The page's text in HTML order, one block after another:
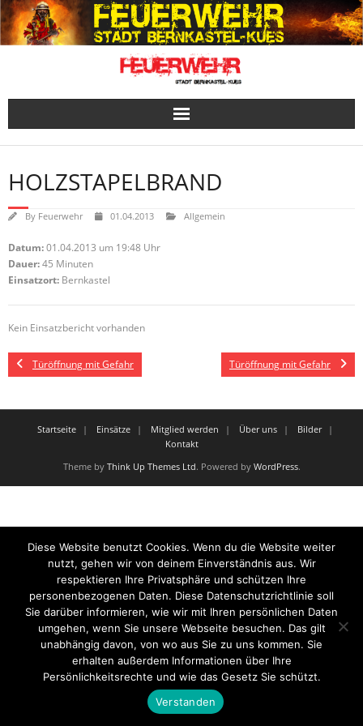
Skip
to
content
HOLZSTAPELBRAND
By Feuerwehr 01.04.2013 Allgemein
Datum:01.04.2013 um 19:48 Uhr
Dauer:45 Minuten
Einsatzort: Bernkastel
Kein Einsatzbericht vorhanden
Türöffnung mit Gefahr Türöffnung mit Gefahr
Startseite Einsätze Mitglied werden Über uns
Bilder
Kontakt
Theme by Think Up Themes Ltd. Powered by WordPress.
Diese Website benutzt Cookies. Wenn du die Website weiter
nutzt, gehen wir von deinem Einverständnis aus. Wir
respektieren Ihre Privatsphäre und schützen Ihre
personenbezogenen Daten. Diese Datenschutzrichtlinie soll
Sie darüber informieren, wie wir mit Ihren persönlichen Daten
umgehen, wenn Sie unsere Webseite besuchen. Das gilt
unabhängig davon, von wo aus Sie zu uns kommen. Sie
erhalten außerdem Informationen über Ihre
Persönlichkeitsrechte und wie das Gesetz Sie schützt.
Verstanden